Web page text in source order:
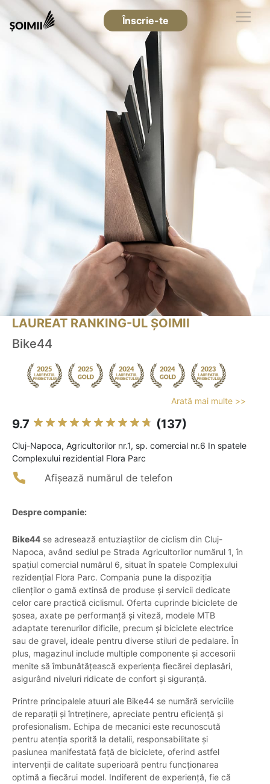
Înscrie-te
LAUREAT RANKING-UL ȘOIMII
Bike44
Arată mai multe >>
9.7 (137)
Cluj-Napoca, Agricultorilor nr.1, sp. comercial nr.6 In spatele
Complexului rezidential Flora Parc
Afișează numărul de telefon
Despre companie:
Bike44 se adresează entuziaștilor de ciclism din Cluj-
Napoca, având sediul pe Strada Agricultorilor numărul 1, în
spațiul comercial numărul 6, situat în spatele Complexului
rezidențial Flora Parc. Compania pune la dispoziția
clienților o gamă extinsă de produse și servicii dedicate
celor care practică ciclismul. Oferta cuprinde biciclete de
șosea, axate pe performanță și viteză, modele MTB
adaptate terenurilor dificile, precum și biciclete electrice
sau de gravel, ideale pentru diverse stiluri de pedalare. În
plus, magazinul include multiple componente și accesorii
menite să îmbunătățească experiența fiecărei deplasări,
asigurând niveluri ridicate de confort și siguranță.
Printre principalele atuuri ale Bike44 se numără serviciile
de reparații și întreținere, apreciate pentru eficiență și
profesionalism. Echipa de mecanici este recunoscută
pentru atenția sporită la detalii, responsabilitate și
pasiunea manifestată față de biciclete, oferind astfel
intervenții de calitate superioară pentru funcționarea
optimă a fiecărui model. Indiferent de experiență, fie că